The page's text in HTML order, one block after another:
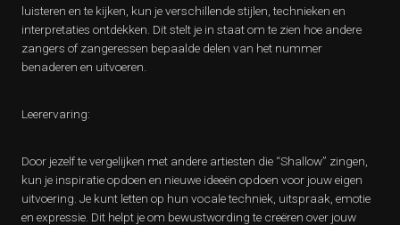
luisteren en te kijken, kun je verschillende stijlen, technieken en
interpretaties ontdekken. Dit stelt je in staat om te zien hoe andere
zangers of zangeressen bepaalde delen van het nummer
benaderen en uitvoeren.
Leerervaring:
Door jezelf te vergelijken met andere artiesten die “Shallow” zingen,
kun je inspiratie opdoen en nieuwe ideeën opdoen voor jouw eigen
uitvoering. Je kunt letten op hun vocale techniek, uitspraak, emotie
en expressie. Dit helpt je om bewustwording te creëren over jouw